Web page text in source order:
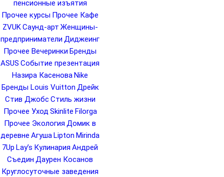
пенсионные изъятия
Прочее курсы Прочее Кафе
ZVUKСаунд-арт Женщины-
предприниматели Диджеинг
Прочее Вечеринки Бренды
ASUS Событие презентация
Назира Касенова Nike
Бренды Louis Vuitton Дрейк
Стив Джобс Стиль жизни
Прочее Уход Skinlite Filorga
Прочее Экология Домик в
деревне Агуша Lipton Mirinda
7Up Lay’s Кулинария Андрей
Съедин Даурен Косанов
Круглосуточные заведения